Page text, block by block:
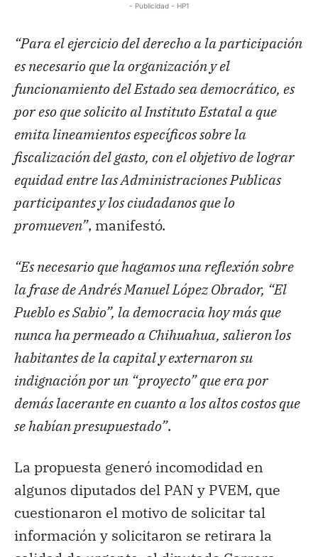
- Publicidad - HP1
“Para el ejercicio del derecho a la participación
es necesario que la organización y el
funcionamiento del Estado sea democrático, es
por eso que solicito al Instituto Estatal a que
emita lineamientos específicos sobre la
fiscalización del gasto, con el objetivo de lograr
equidad entre las Administraciones Publicas
participantes y los ciudadanos que lo
promueven”, manifestó.
“Es necesario que hagamos una reflexión sobre
la frase de Andrés Manuel López Obrador, “El
Pueblo es Sabio”, la democracia hoy más que
nunca ha permeado a Chihuahua, salieron los
habitantes de la capital y externaron su
indignación por un “proyecto” que era por
demás lacerante en cuanto a los altos costos que
se habían presupuestado”.
La propuesta generó incomodidad en
algunos diputados del PAN y PVEM, que
cuestionaron el motivo de solicitar tal
información y solicitaron se retirara la